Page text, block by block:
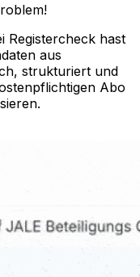
Registercheck hast
aus
strukturiert und
Abo